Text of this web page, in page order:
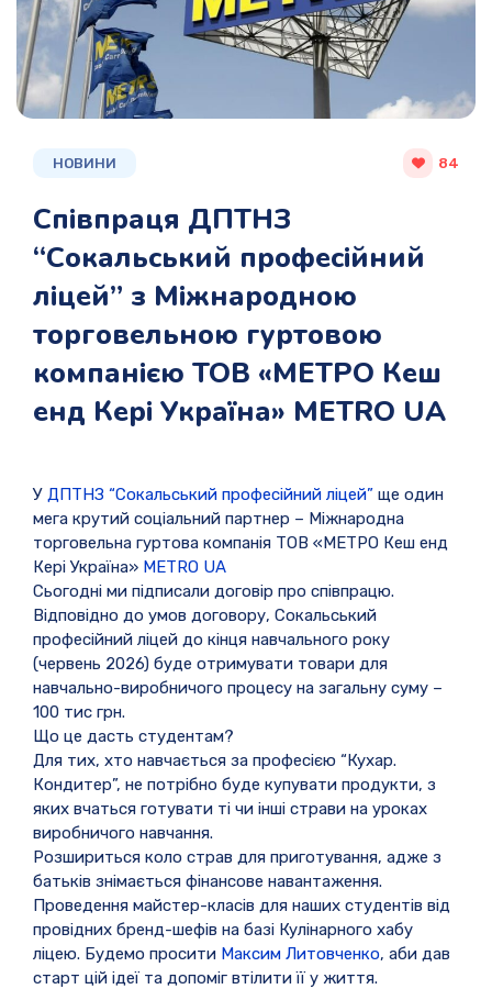
НОВИНИ 84
Співпраця ДПТНЗ
“Сокальський професійний
ліцей” з Міжнародною
торговельною гуртовою
компанією ТОВ «МЕТРО Кеш
енд Кері Україна» METRO UA
У ДПТНЗ “Сокальський професійний ліцей” ще один
мега крутий соціальний партнер – Міжнародна
торговельна гуртова компанія ТОВ «МЕТРО Кеш енд
Кері Україна» METRO UA
Сьогодні ми підписали договір про співпрацю.
Відповідно до умов договору, Сокальський
професійний ліцей до кінця навчального року
(червень 2026) буде отримувати товари для
навчально-виробничого процесу на загальну суму –
100 тис грн.
Що це дасть студентам?
Для тих, хто навчається за професією “Кухар.
Кондитер”, не потрібно буде купувати продукти, з
яких вчаться готувати ті чи інші страви на уроках
виробничого навчання.
Розшириться коло страв для приготування, адже з
батьків знімається фінансове навантаження.
Проведення майстер-класів для наших студентів від
провідних бренд-шефів на базі Кулінарного хабу
ліцею. Будемо просити Максим Литовченко, аби дав
старт цій ідеї та допоміг втілити її у життя.